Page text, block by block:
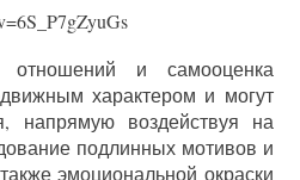
отношений и самооценка
характером и могут
напрямую воздействуя на
подлинных мотивов и
эмоциональной окраски